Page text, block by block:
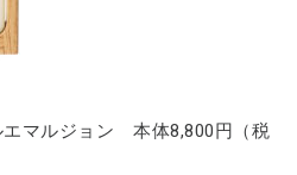
エマルジョン 本体8,800円（税